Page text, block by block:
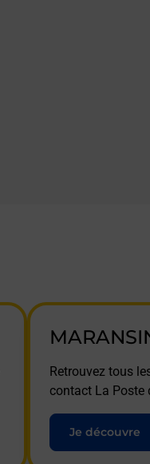
Retrouvez tous
contact La Poste
Je découvre